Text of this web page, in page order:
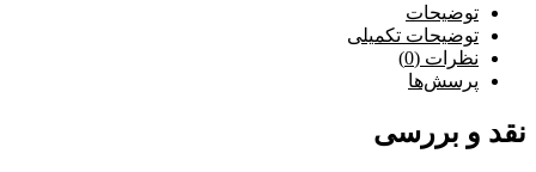
توضیحات
توضیحات تکمیلی
نظرات (0)
پرسش‌ها
نقد و بررسی